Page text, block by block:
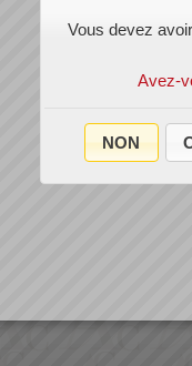
Vous devez
Avez-
NON